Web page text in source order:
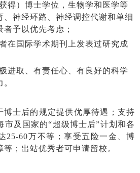
得）博士学位，生物学和医学等
神经环路、神经调控代谢和单细
予以优先考虑；
在国际学术期刊上发表过研究成
进取、有责任心、有良好的科学
博士后的规定提供优厚待遇；支持
市及国家的“超级博士后”计划和各
25-60万不等；享受五险一金、博
；出站优秀者可申请留校。